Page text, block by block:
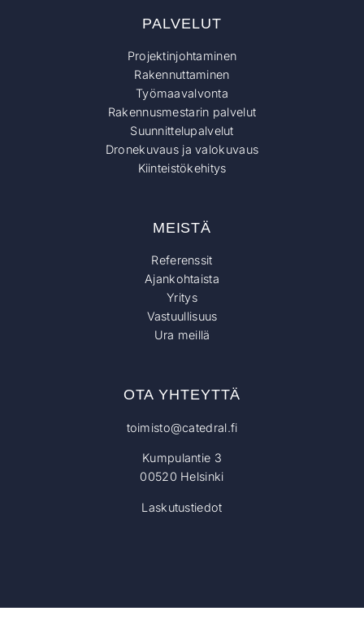
PALVELUT
Projektinjohtaminen
Rakennuttaminen
Työmaavalvonta
Rakennusmestarin palvelut
Suunnittelupalvelut
Dronekuvaus ja valokuvaus
Kiinteistökehitys
MEISTÄ
Referenssit
Ajankohtaista
Yritys
Vastuullisuus
Ura meillä
OTA YHTEYTTÄ
toimisto@catedral.fi
Kumpulantie 3
00520 Helsinki
Laskutustiedot